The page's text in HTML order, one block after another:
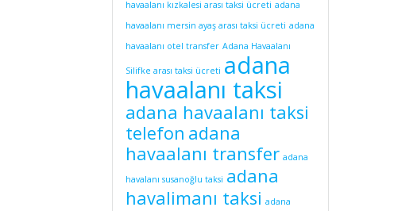
havaalanı kızkalesi arası taksi ücreti adana
havaalanı mersin ayaş arası taksi ücreti adana
havaalanı otel transfer Adana Havaalanı
Silifke arası taksi ücreti adana
havaalanı taksi
adana havaalanı taksi
telefon adana
havaalanı transfer adana
havalanı susanoğlu taksi adana
havalimanı taksi adana